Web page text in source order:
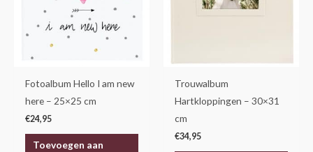
Fotoalbum Hello I am new
here – 25×25 cm
€24,95
Toevoegen aan
Trouwalbum
Hartkloppingen – 30×31
cm
€34,95